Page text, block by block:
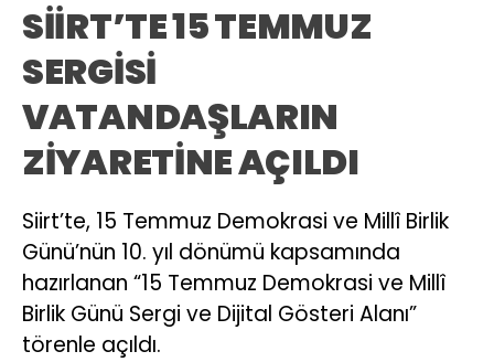
SİİRT’TE 15 TEMMUZ
SERGİSİ
VATANDAŞLARIN
ZİYARETİNE AÇILDI
Siirt’te, 15 Temmuz Demokrasi ve Millî Birlik
Günü’nün 10. yıl dönümü kapsamında
hazırlanan “15 Temmuz Demokrasi ve Millî
Birlik Günü Sergi ve Dijital Gösteri Alanı”
törenle açıldı.